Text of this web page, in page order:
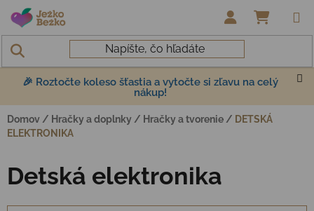
Prejsť na obsah
🎉 Roztočte koleso šťastia a vytočte si zľavu na celý
nákup!
Domov / Hračky a doplnky / Hračky a tvorenie / DETSKÁ
ELEKTRONIKA
Detská elektronika